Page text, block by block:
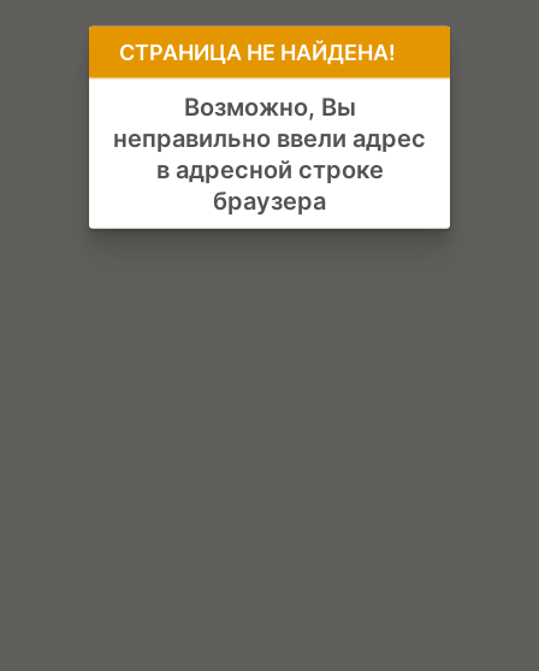
CТРАНИЦА НЕ НАЙДЕНА!
Возможно, Вы
неправильно ввели адрес
в адресной строке
браузера